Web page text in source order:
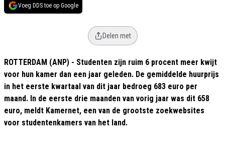
Voeg DDS toe op Google
Delen met
ROTTERDAM (ANP) - Studenten zijn ruim 6 procent meer kwijt
voor hun kamer dan een jaar geleden. De gemiddelde huurprijs
in het eerste kwartaal van dit jaar bedroeg 683 euro per
maand. In de eerste drie maanden van vorig jaar was dit 658
euro, meldt Kamernet, een van de grootste zoekwebsites
voor studentenkamers van het land.